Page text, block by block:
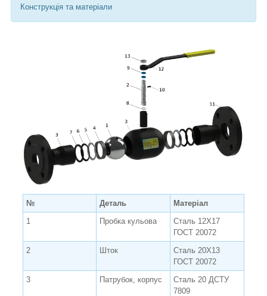
Конструкція та матеріали
№ Деталь
Матеріал
1
Пробка кульова
Сталь 12Х17
ГОСТ 20072
2
Шток
Сталь 20Х13
ГОСТ 20072
3
Патрубок, корпус
Сталь 20 ДСТУ
7809